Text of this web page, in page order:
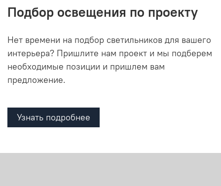
Подбор освещения по проекту
Нет времени на подбор светильников для вашего
интерьера? Пришлите нам проект и мы подберем
необходимые позиции и пришлем вам
предложение.
Узнать подробнее